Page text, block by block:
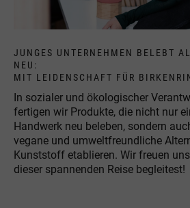
JUNGES UNTERNEHMEN BELEBT
NEU:
MIT LEIDENSCHAFT FÜR
In sozialer und ökologischer
fertigen wir Produkte, die nicht nur
Handwerk neu beleben, sondern
vegane und umweltfreundliche
Kunststoff etablieren. Wir freuen
dieser spannenden Reise begleitest!